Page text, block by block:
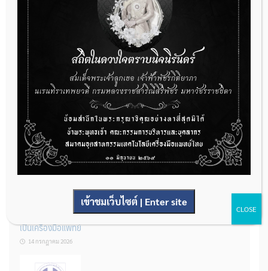
กองควบคุมเครื่องมือแพทย์ เปิดรับฟังความคิดเห็นหลักการยกร่าง
กฎหมาย จำนวน 3 ฉบับ ผ่านระบบกลางทางกฎหมาย
22 กรกฎาคม 2026
การโฆษณาเครื่องมือแพทย์แบบใดที่ได้รับการยกเว้นไม่ต้องขออนุญาต
14 กรกฎาคม 2026
รู้หรือไม่? ผลิตภัณฑ์ชุดตรวจสําหรับตรวจสอบการปนเปื้อนแบบใดจัด
เป็นเครื่องมือแพทย์
14 กรกฎาคม 2026
เข้าชมเว็บไซต์ | Enter site
CLOSE